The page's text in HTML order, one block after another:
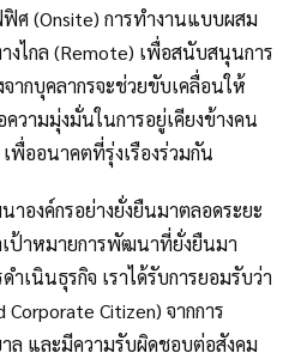
ศ (Onsite) การทำงานแบบผสม
งไกล (Remote) เพื่อสนับสนุนการ
ากบุคลากรจะช่วยขับเคลื่อนให้
วามมุ่งมั่นในการอยู่เคียงข้างคน
พื่ออนาคตที่รุ่งเรืองร่วมกัน
องค์กรอย่างยั่งยืนมาตลอดระยะ
เป้าหมายการพัฒนาที่ยั่งยืนมา
เนินธุรกิจ เราได้รับการยอมรับว่า
Citizen) จากการ
ล และมีความรับผิดชอบต่อสังคม